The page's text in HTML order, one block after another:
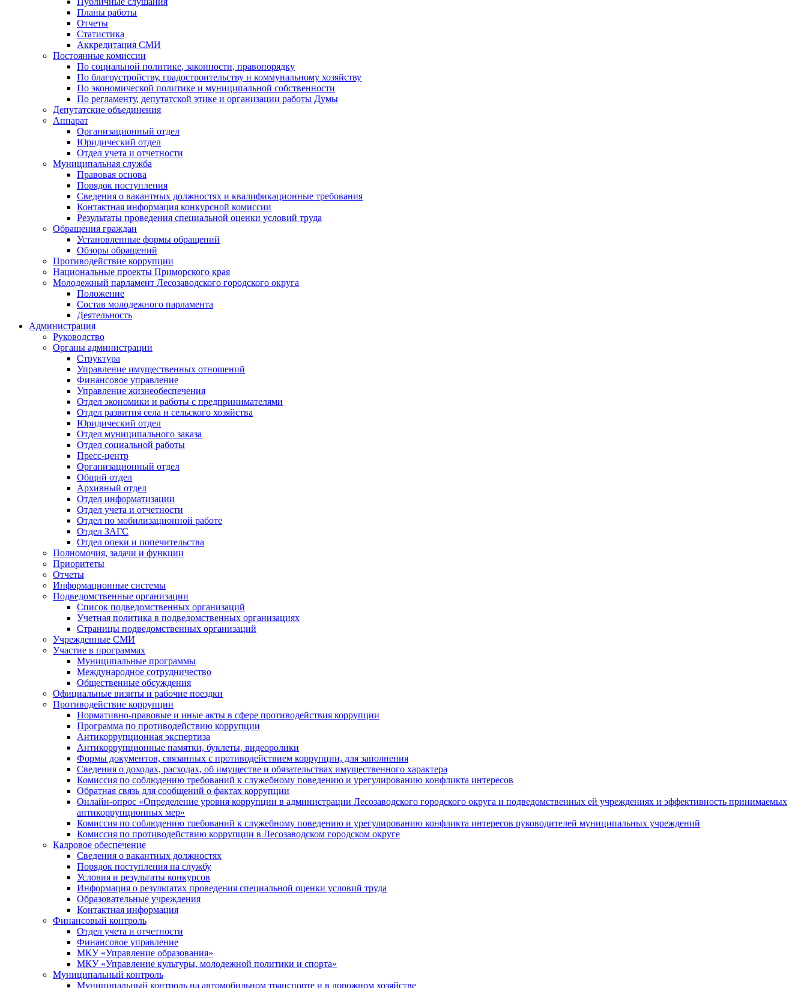
Планы работы
Отчеты
Статистика
Аккредитация СМИ
Постоянные комиссии
По социальной политике, законности, правопорядку
По благоустройству, градостроительству и коммунальному хозяйству
По экономической политике и муниципальной собственности
По регламенту, депутатской этике и организации работы Думы
Депутатские объединения
Аппарат
Организационный отдел
Юридический отдел
Отдел учета и отчетности
Муниципальная служба
Правовая основа
Порядок поступления
Сведения о вакантных должностях и квалификационные требования
Контактная информация конкурсной комиссии
Результаты проведения специальной оценки условий труда
Обращения граждан
Установленные формы обращений
Обзоры обращений
Противодействие коррупции
Национальные проекты Приморского края
Молодежный парламент Лесозаводского городского округа
Положение
Состав молодежного парламента
Деятельность
Администрация
Руководство
Органы администрации
Структура
Управление имущественных отношений
Финансовое управление
Управление жизнеобеспечения
Отдел экономики и работы с предпринимателями
Отдел развития села и сельского хозяйства
Юридический отдел
Отдел муниципального заказа
Отдел социальной работы
Пресс-центр
Организационный отдел
Общий отдел
Архивный отдел
Отдел информатизации
Отдел учета и отчетности
Отдел по мобилизационной работе
Отдел ЗАГС
Отдел опеки и попечительства
Полномочия, задачи и функции
Приоритеты
Отчеты
Информационные системы
Подведомственные организации
Список подведомственных организаций
Учетная политика в подведомственных организациях
Страницы подведомственных организаций
Учрежденные СМИ
Участие в программах
Муниципальные программы
Международное сотрудничество
Общественные обсуждения
Официальные визиты и рабочие поездки
Противодействие коррупции
Нормативно-правовые и иные акты в сфере противодействия коррупции
Программа по противодействию коррупции
Антикоррупционная экспертиза
Антикоррупционные памятки, буклеты, видеоролики
Формы документов, связанных с противодействием коррупции, для заполнения
Сведения о доходах, расходах, об имуществе и обязательствах имущественного характера
Комиссия по соблюдению требований к служебному поведению и урегулированию конфликта интересов
Обратная связь для сообщений о фактах коррупции
Онлайн-опрос «Определение уровня коррупции в администрации Лесозаводского городского округа и подведомственных ей учреждениях и эффективность принимаемых
антикоррупционных мер»
Комиссия по соблюдению требований к служебному поведению и урегулированию конфликта интересов руководителей муниципальных учреждений
Комиссия по противодействию коррупции в Лесозаводском городском округе
Кадровое обеспечение
Сведения о вакантных должностях
Порядок поступления на службу
Условия и результаты конкурсов
Информация о результатах проведения специальной оценки условий труда
Образовательные учреждения
Контактная информация
Финансовый контроль
Отдел учета и отчетности
Финансовое управление
МКУ «Управление образования»
МКУ «Управление культуры, молодежной политики и спорта»
Муниципальный контроль
Муниципальный контроль на автомобильном транспорте и в дорожном хозяйстве